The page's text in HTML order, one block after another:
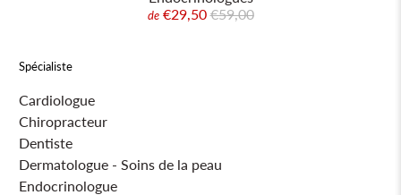
Spécialiste
Cardiologue
Chiropracteur
Dentiste
Dermatologue - Soins de la peau
Endocrinologue
de €29,50 €59,00